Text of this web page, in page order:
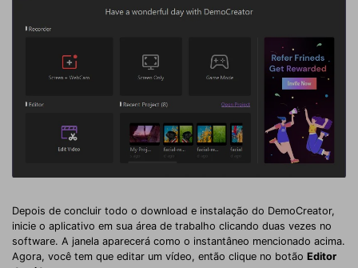
Depois de concluir todo o download e instalação do DemoCreator,
inicie o aplicativo em sua área de trabalho clicando duas vezes no
software. A janela aparecerá como o instantâneo mencionado acima.
Agora, você tem que editar um vídeo, então clique no botão Editor